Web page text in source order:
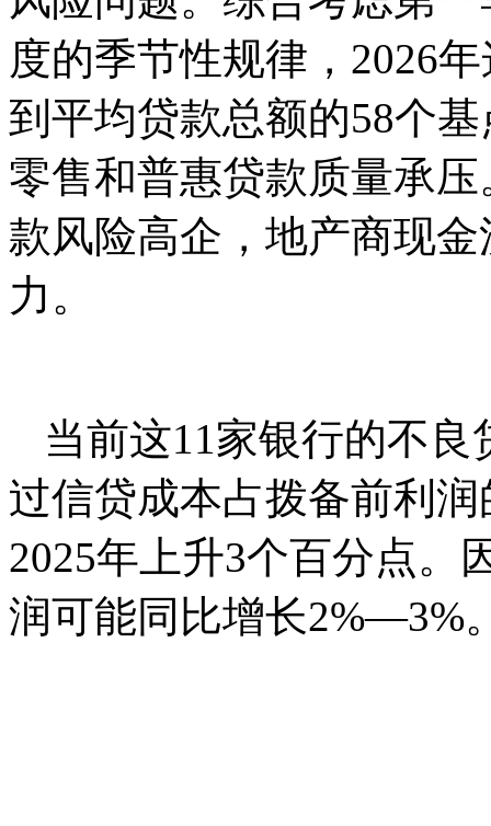
度的季节性规律，2026
到平均贷款总额的58个
零售和普惠贷款质量承
款风险⾼企，地产商现
⼒。
当前这11家银行的不
过信贷成本占拨备前利
2025年上升3个百分点。
润可能同比增长2%—3%